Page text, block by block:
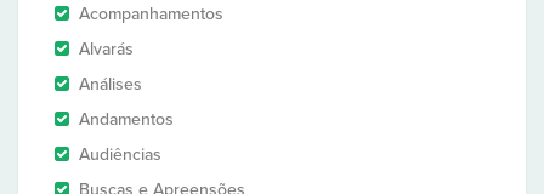
Acompanhamentos
Alvarás
Análises
Andamentos
Audiências
Buscas e Apreensões